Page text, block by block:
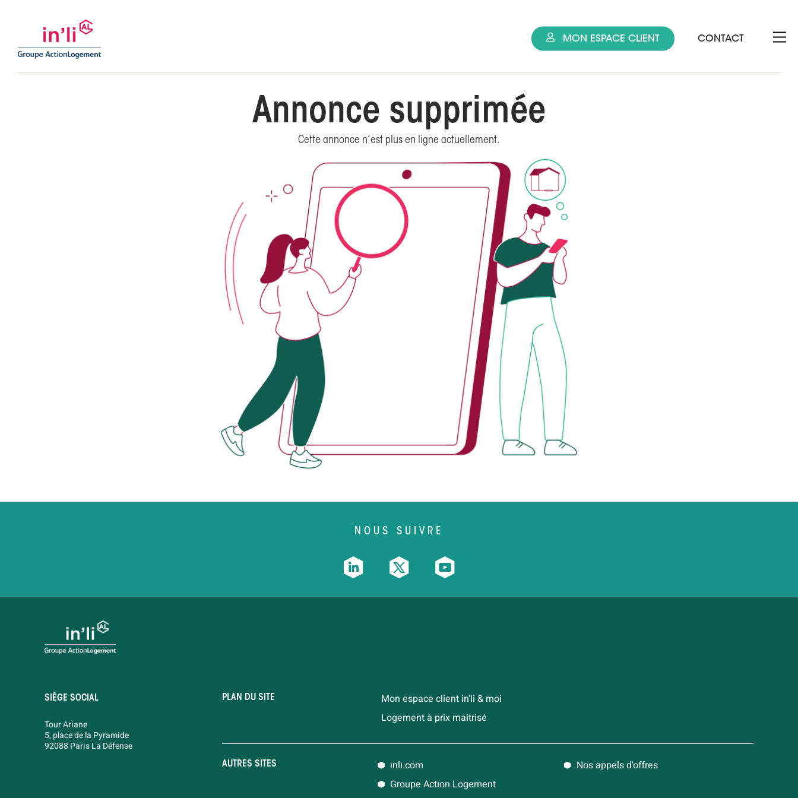
MON ESPACE CLIENT CONTACT
Annonce supprimée
Cette annonce n’est plus en ligne actuellement.
NOUS SUIVRE
SIÈGE SOCIAL
Tour Ariane
5, place de la Pyramide
92088 Paris La Défense
PLAN DU SITE
Mon espace client in'li & moi
Logement à prix maitrisé
AUTRES SITES inli.com
Nos appels d'offres
Groupe Action Logement